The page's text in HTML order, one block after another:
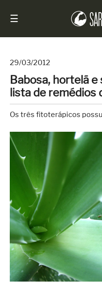
☰
Início
Notícias
Sarados
Entrevistas
Antes
Depois
Superação
Fisiculturismo
Anabolizantes
Suplementação
29/03/2012
Babosa, hortelã
lista de remédios
Os três fitoterápicos